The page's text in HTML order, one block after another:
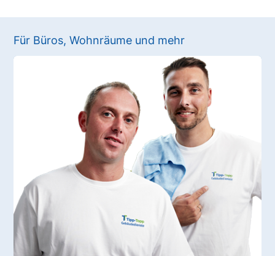
Für Büros, Wohnräume und mehr